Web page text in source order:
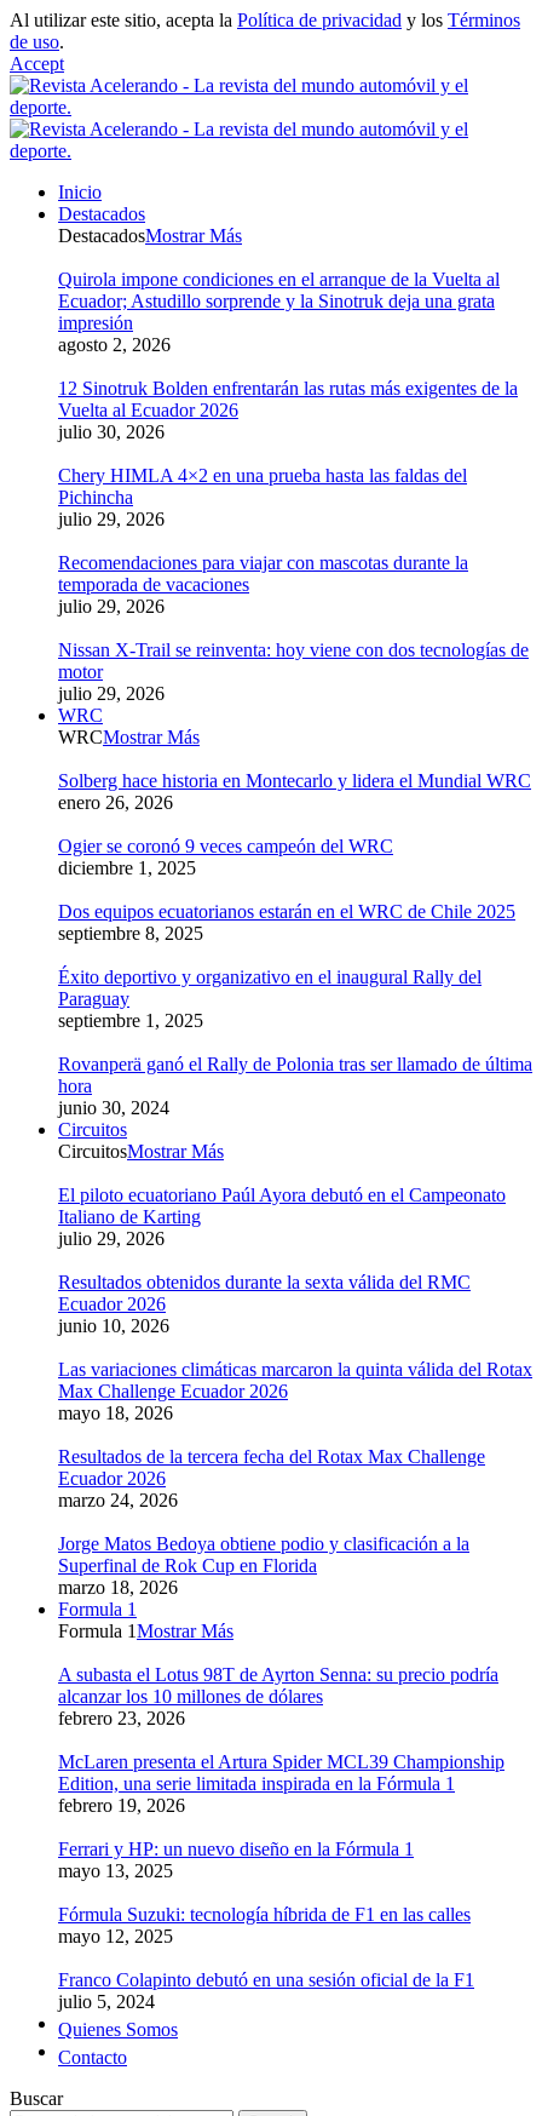
Al utilizar este sitio, acepta la Política de privacidad y los Términos
de uso.
Accept
Inicio
Destacados
DestacadosMostrar Más
Quirola impone condiciones en el arranque de la Vuelta al
Ecuador; Astudillo sorprende y la Sinotruk deja una grata
impresión
agosto 2, 2026
12 Sinotruk Bolden enfrentarán las rutas más exigentes de la
Vuelta al Ecuador 2026
julio 30, 2026
Chery HIMLA 4×2 en una prueba hasta las faldas del
Pichincha
julio 29, 2026
Recomendaciones para viajar con mascotas durante la
temporada de vacaciones
julio 29, 2026
Nissan X-Trail se reinventa: hoy viene con dos tecnologías de
motor
julio 29, 2026
WRC
WRCMostrar Más
Solberg hace historia en Montecarlo y lidera el Mundial WRC
enero 26, 2026
Ogier se coronó 9 veces campeón del WRC
diciembre 1, 2025
Dos equipos ecuatorianos estarán en el WRC de Chile 2025
septiembre 8, 2025
Éxito deportivo y organizativo en el inaugural Rally del
Paraguay
septiembre 1, 2025
Rovanperä ganó el Rally de Polonia tras ser llamado de última
hora
junio 30, 2024
Circuitos
CircuitosMostrar Más
El piloto ecuatoriano Paúl Ayora debutó en el Campeonato
Italiano de Karting
julio 29, 2026
Resultados obtenidos durante la sexta válida del RMC
Ecuador 2026
junio 10, 2026
Las variaciones climáticas marcaron la quinta válida del Rotax
Max Challenge Ecuador 2026
mayo 18, 2026
Resultados de la tercera fecha del Rotax Max Challenge
Ecuador 2026
marzo 24, 2026
Jorge Matos Bedoya obtiene podio y clasificación a la
Superfinal de Rok Cup en Florida
marzo 18, 2026
Formula 1
Formula 1Mostrar Más
A subasta el Lotus 98T de Ayrton Senna: su precio podría
alcanzar los 10 millones de dólares
febrero 23, 2026
McLaren presenta el Artura Spider MCL39 Championship
Edition, una serie limitada inspirada en la Fórmula 1
febrero 19, 2026
Ferrari y HP: un nuevo diseño en la Fórmula 1
mayo 13, 2025
Fórmula Suzuki: tecnología híbrida de F1 en las calles
mayo 12, 2025
Franco Colapinto debutó en una sesión oficial de la F1
julio 5, 2024
Quienes Somos
Contacto
Buscar